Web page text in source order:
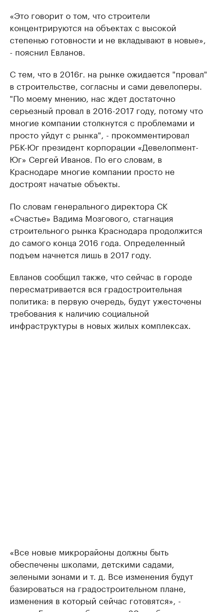
«Это говорит о том, что строители
концентрируются на объектах с высокой
степенью готовности и не вкладывают в новые»,
- пояснил Евланов.
С тем, что в 2016г. на рынке ожидается "провал"
в строительстве, согласны и сами девелоперы.
"По моему мнению, нас ждет достаточно
серьезный провал в 2016-2017 году, потому что
многие компании столкнутся с проблемами и
просто уйдут с рынка", - прокомментировал
РБК-Юг президент корпорации «Девелопмент-
Юг» Сергей Иванов. По его словам, в
Краснодаре многие компании просто не
достроят начатые объекты.
По словам генерального директора СК
«Счастье» Вадима Мозгового, стагнация
строительного рынка Краснодара продолжится
до самого конца 2016 года. Определенный
подъем начнется лишь в 2017 году.
Евланов сообщил также, что сейчас в городе
пересматривается вся градостроительная
политика: в первую очередь, будут ужесточены
требования к наличию социальной
инфраструктуры в новых жилых комплексах.
«Все новые микрорайоны должны быть
обеспечены школами, детскими садами,
зелеными зонами и т. д. Все изменения будут
базироваться на градостроительном плане,
изменения в который сейчас готовятся», -